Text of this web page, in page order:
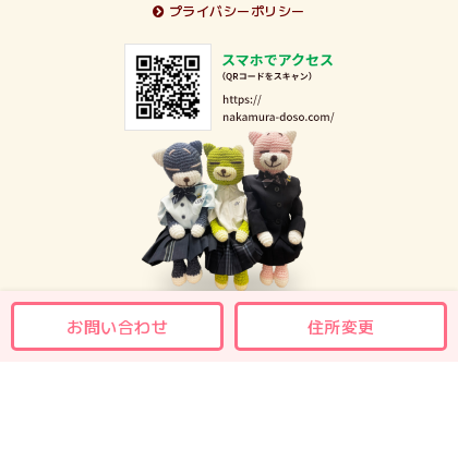
お問い合わせ 住所変更
プライバシーポリシー